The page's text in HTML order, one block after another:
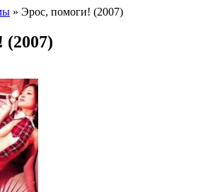
» Эрос, помоги! (2007)
(2007)